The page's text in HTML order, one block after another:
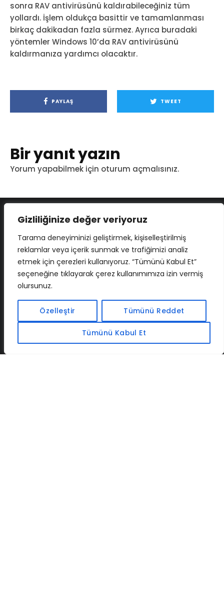
Gizliliğinize değer veriyoruz
Tarama deneyiminizi geliştirmek, kişiselleştirilmiş
reklamlar veya içerik sunmak ve trafiğimizi analiz
etmek için çerezleri kullanıyoruz. “Tümünü Kabul Et”
seçeneğine tıklayarak çerez kullanımımıza izin vermiş
olursunuz.
Özelleştir Tümünü Reddet
Tümünü Kabul Et
sonra RAV antivirüsünü kaldırabileceğiniz tüm
yollardı. İşlem oldukça basittir ve tamamlanması
birkaç dakikadan fazla sürmez. Ayrıca buradaki
yöntemler Windows 10’da RAV antivirüsünü
kaldırmanıza yardımcı olacaktır.
PAYLAŞ TWEET
Bir yanıt yazın
Yorum yapabilmek için oturum açmalısınız.
İLETIŞIM BAF CADSOFTUSA MAXIMUMPCGUIDES